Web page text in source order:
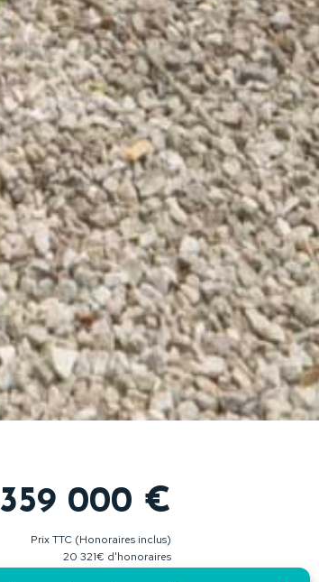
359 000 €
Prix TTC (Honoraires inclus)
20 321€ d'honoraires